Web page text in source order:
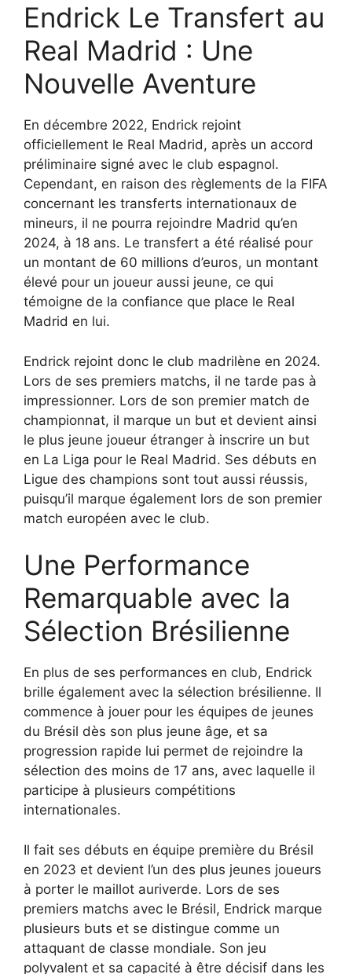
Endrick Le Transfert au
Real Madrid : Une
Nouvelle Aventure
En décembre 2022, Endrick rejoint
officiellement le Real Madrid, après un accord
préliminaire signé avec le club espagnol.
Cependant, en raison des règlements de la FIFA
concernant les transferts internationaux de
mineurs, il ne pourra rejoindre Madrid qu’en
2024, à 18 ans. Le transfert a été réalisé pour
un montant de 60 millions d’euros, un montant
élevé pour un joueur aussi jeune, ce qui
témoigne de la confiance que place le Real
Madrid en lui.
Endrick rejoint donc le club madrilène en 2024.
Lors de ses premiers matchs, il ne tarde pas à
impressionner. Lors de son premier match de
championnat, il marque un but et devient ainsi
le plus jeune joueur étranger à inscrire un but
en La Liga pour le Real Madrid. Ses débuts en
Ligue des champions sont tout aussi réussis,
puisqu’il marque également lors de son premier
match européen avec le club.
Une Performance
Remarquable avec la
Sélection Brésilienne
En plus de ses performances en club, Endrick
brille également avec la sélection brésilienne. Il
commence à jouer pour les équipes de jeunes
du Brésil dès son plus jeune âge, et sa
progression rapide lui permet de rejoindre la
sélection des moins de 17 ans, avec laquelle il
participe à plusieurs compétitions
internationales.
Il fait ses débuts en équipe première du Brésil
en 2023 et devient l’un des plus jeunes joueurs
à porter le maillot auriverde. Lors de ses
premiers matchs avec le Brésil, Endrick marque
plusieurs buts et se distingue comme un
attaquant de classe mondiale. Son jeu
polyvalent et sa capacité à être décisif dans les